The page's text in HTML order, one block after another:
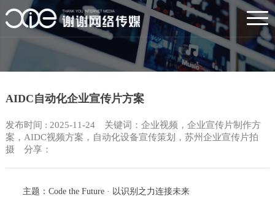
AIDC自动化企业宣传片方案
发布时间 : 2025-11-24 关键词：企业视频，企业宣传片制作方
案，AIDC视频方案，自动化设备宣传策划，苏州企业宣传片拍
摄 分享：
主题：Code the Future · 以识别之力连接未来